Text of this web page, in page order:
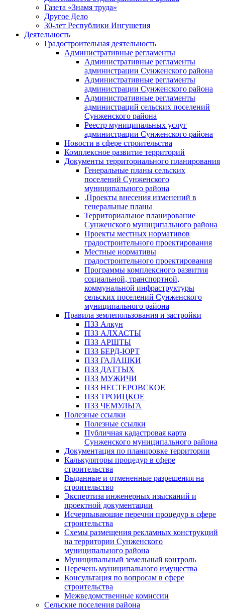
Газета «Знамя труда»
Другое Дело
30-лет Республики Ингушетия
Деятельность
Градостроительная деятельность
Административные регламенты
Административные регламенты
администрации Сунженского района
Административные регламенты
администрации Сунженского района
Административные регламенты
администраций сельских поселений
Сунженского района
Реестр муниципальных услуг
администрации Сунженского района
Новости в сфере строительства
Комплексное развитие территорий
Документы территориального планирования
Генеральные планы сельских
поселений Сунженского
муниципального района
.Проекты внесения изменений в
генеральные планы
Территориальное планирование
Сунженского муниципального района
Проекты местных нормативов
градостроительного проектирования
Местные нормативы
градостроительного проектирования
Программы комплексного развития
социальной, транспортной,
коммунальной инфраструктуры
сельских поселений Сунженского
муниципального района
Правила землепользования и застройки
ПЗЗ Алкун
ПЗЗ АЛХАСТЫ
ПЗЗ АРШТЫ
ПЗЗ БЕРД-ЮРТ
ПЗЗ ГАЛАШКИ
ПЗЗ ДАТТЫХ
ПЗЗ МУЖИЧИ
ПЗЗ НЕСТЕРОВСКОЕ
ПЗЗ ТРОИЦКОЕ
ПЗЗ ЧЕМУЛЬГА
Полезные ссылки
Полезные ссылки
Публичная кадастровая карта
Сунженского муниципального района
Документация по планировке территории
Калькуляторы процедур в сфере
строительства
Выданные и отмененные разрешения на
строительство
Экспертиза инженерных изысканий и
проектной документации
Исчерпывающие перечни процедур в сфере
строительства
Схемы размещения рекламных конструкций
на территории Сунженского
муниципального района
Муниципальный земельный контроль
Перечень муниципального имущества
Консультация по вопросам в сфере
строительства
Межведомственные комиссии
Сельские поселения района